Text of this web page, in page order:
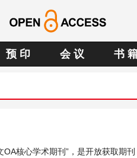
预 印 会 议 书
OA核心学术期刊”，是开放获取期